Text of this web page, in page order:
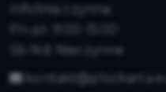
Infolinia czynna:
Pn-pt: 9:00-15:00
Sb-Nd: Nieczynne
kontakt@plockarta.eu